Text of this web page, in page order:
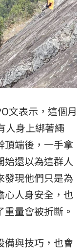
文表示，這個月
人身上綁著繩
頂端後，一手拿
始還以為這群人
發現他們只是為
心人身安全，也
量會被折斷。
備與技巧，也會